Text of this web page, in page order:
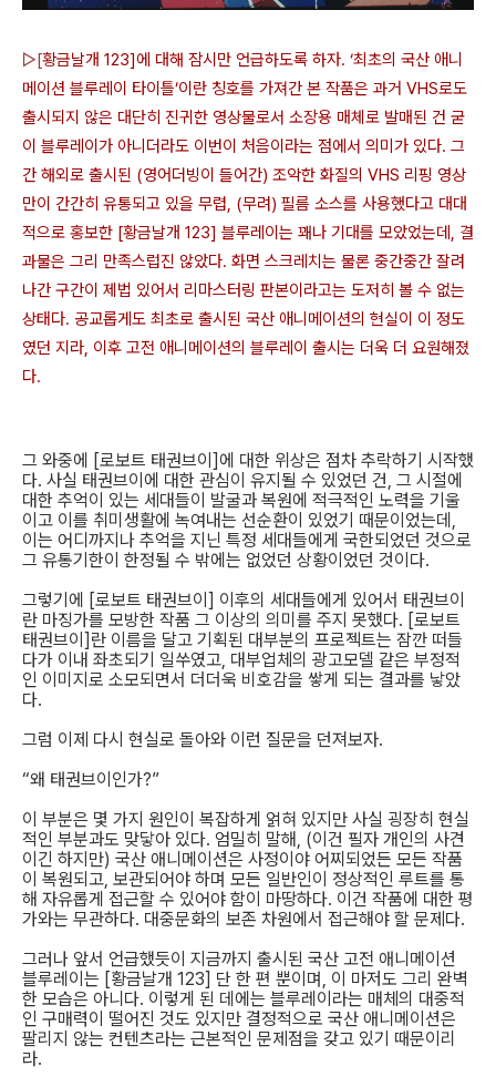
▷[황금날개 123]에 대해 잠시만 언급하도록 하자. ‘최초의 국산 애니
메이션 블루레이 타이틀’이란 칭호를 가져간 본 작품은 과거 VHS로도
출시되지 않은 대단히 진귀한 영상물로서 소장용 매체로 발매된 건 굳
이 블루레이가 아니더라도 이번이 처음이라는 점에서 의미가 있다. 그
간 해외로 출시된 (영어더빙이 들어간) 조악한 화질의 VHS 리핑 영상
만이 간간히 유통되고 있을 무렵, (무려) 필름 소스를 사용했다고 대대
적으로 홍보한 [황금날개 123] 블루레이는 꽤나 기대를 모았었는데, 결
과물은 그리 만족스럽진 않았다. 화면 스크레치는 물론 중간중간 잘려
나간 구간이 제법 있어서 리마스터링 판본이라고는 도저히 볼 수 없는
상태다. 공교롭게도 최초로 출시된 국산 애니메이션의 현실이 이 정도
였던 지라, 이후 고전 애니메이션의 블루레이 출시는 더욱 더 요원해졌
다.
그 와중에 [로보트 태권브이]에 대한 위상은 점차 추락하기 시작했
다. 사실 태권브이에 대한 관심이 유지될 수 있었던 건, 그 시절에
대한 추억이 있는 세대들이 발굴과 복원에 적극적인 노력을 기울
이고 이를 취미생활에 녹여내는 선순환이 있었기 때문이었는데,
이는 어디까지나 추억을 지닌 특정 세대들에게 국한되었던 것으로
그 유통기한이 한정될 수 밖에는 없었던 상황이었던 것이다.
그렇기에 [로보트 태권브이] 이후의 세대들에게 있어서 태권브이
란 마징가를 모방한 작품 그 이상의 의미를 주지 못했다. [로보트
태권브이]란 이름을 달고 기획된 대부분의 프로젝트는 잠깐 떠들
다가 이내 좌초되기 일쑤였고, 대부업체의 광고모델 같은 부정적
인 이미지로 소모되면서 더더욱 비호감을 쌓게 되는 결과를 낳았
다.
그럼 이제 다시 현실로 돌아와 이런 질문을 던져보자.
“왜 태권브이인가?”
이 부분은 몇 가지 원인이 복잡하게 얽혀 있지만 사실 굉장히 현실
적인 부분과도 맞닿아 있다. 엄밀히 말해, (이건 필자 개인의 사견
이긴 하지만) 국산 애니메이션은 사정이야 어찌되었든 모든 작품
이 복원되고, 보관되어야 하며 모든 일반인이 정상적인 루트를 통
해 자유롭게 접근할 수 있어야 함이 마땅하다. 이건 작품에 대한 평
가와는 무관하다. 대중문화의 보존 차원에서 접근해야 할 문제다.
그러나 앞서 언급했듯이 지금까지 출시된 국산 고전 애니메이션
블루레이는 [황금날개 123] 단 한 편 뿐이며, 이 마저도 그리 완벽
한 모습은 아니다. 이렇게 된 데에는 블루레이라는 매체의 대중적
인 구매력이 떨어진 것도 있지만 결정적으로 국산 애니메이션은
팔리지 않는 컨텐츠라는 근본적인 문제점을 갖고 있기 때문이리
라.